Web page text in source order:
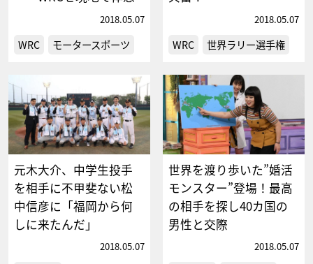
2018.05.07
WRC モータースポーツ
2018.05.07
WRC 世界ラリー選手権
元木大介、中学生投手
を相手に不甲斐ない松
中信彦に「福岡から何
しに来たんだ」
2018.05.07
世界を渡り歩いた”婚活
モンスター”登場！最高
の相手を探し40カ国の
男性と交際
2018.05.07